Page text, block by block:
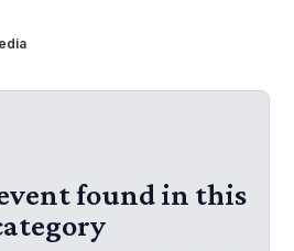
found in this